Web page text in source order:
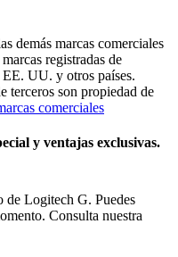
demás marcas comerciales
registradas de
UU. y otros países.
terceros son propiedad de
comerciales
y ventajas exclusivas.
de Logitech G. Puedes
Consulta nuestra